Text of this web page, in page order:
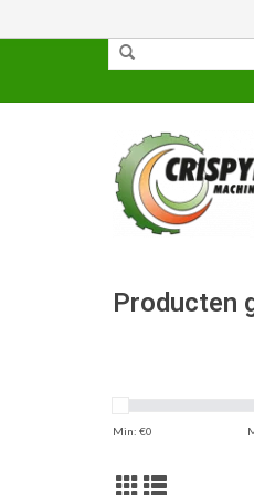
Producten
Min: €0
✓ 85% uit